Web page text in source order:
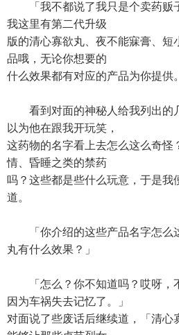
「我不都说了我只是个卖药贩
我这里有第二代升级
版的清心寡欲丸、夜不能寐膏、短
品哦，无论你想要的
什么效果都有对应的产品为你提供
看到对面的神秘人给我列出的
以为他在跟我开玩笑，
这药物的名字看上去怎么这么奇怪
情、昏睡之类的禁药
吗？这些都是些什么玩意，于是我
道。
「你介绍的这些产品名字怎么
丸有什么效果？」
「怎么？你不知道吗？哎呀，
因为车祸失去记忆了。」
对面说了些废话后继续道，「清心